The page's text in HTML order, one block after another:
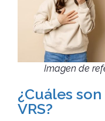
Imagen de
¿Cuáles
VRS?